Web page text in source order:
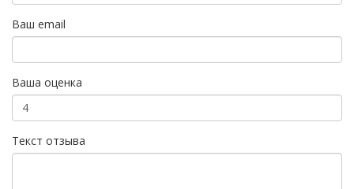
Ваш email
Ваша оценка
Текст отзыва